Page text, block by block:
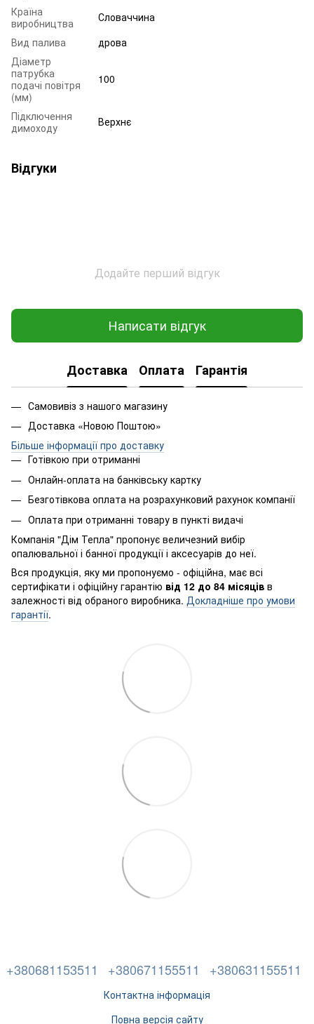
Країна
виробництва
Словаччина
Вид палива
дрова
Діаметр
патрубка
подачі повітря
(мм)
100
Підключення
димоходу
Верхнє
Відгуки
Додайте перший відгук
Написати відгук
Доставка Оплата Гарантія
Самовивіз з нашого магазину
Доставка «Новою Поштою»
Більше інформації про доставку
Готівкою при отриманні
Онлайн-оплата на банківську картку
Безготівкова оплата на розрахунковий рахунок компанії
Оплата при отриманні товару в пункті видачі
Компанія "Дім Тепла" пропонує величезний вибір
опалювальної і банної продукції і аксесуарів до неї.
Вся продукція, яку ми пропонуємо - офіційна, має всі
сертифікати і офіційну гарантію від 12 до 84 місяців в
залежності від обраного виробника. Докладніше про умови
гарантії.
+380681153511 +380671155511 +380631155511
Контактна інформація
Повна версія сайту